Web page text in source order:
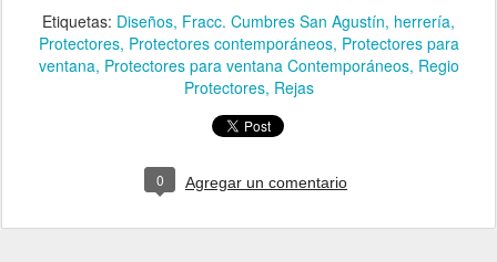
Etiquetas: Diseños Fracc. Cumbres San Agustín herrería
Protectores Protectores contemporáneos Protectores para
ventana Protectores para ventana Contemporáneos Regio
Protectores Rejas
0 Agregar un comentario